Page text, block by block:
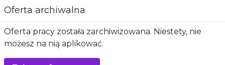
Oferta archiwalna
Oferta pracy została zarchiwizowana. Niestety, nie
możesz na nią aplikować.